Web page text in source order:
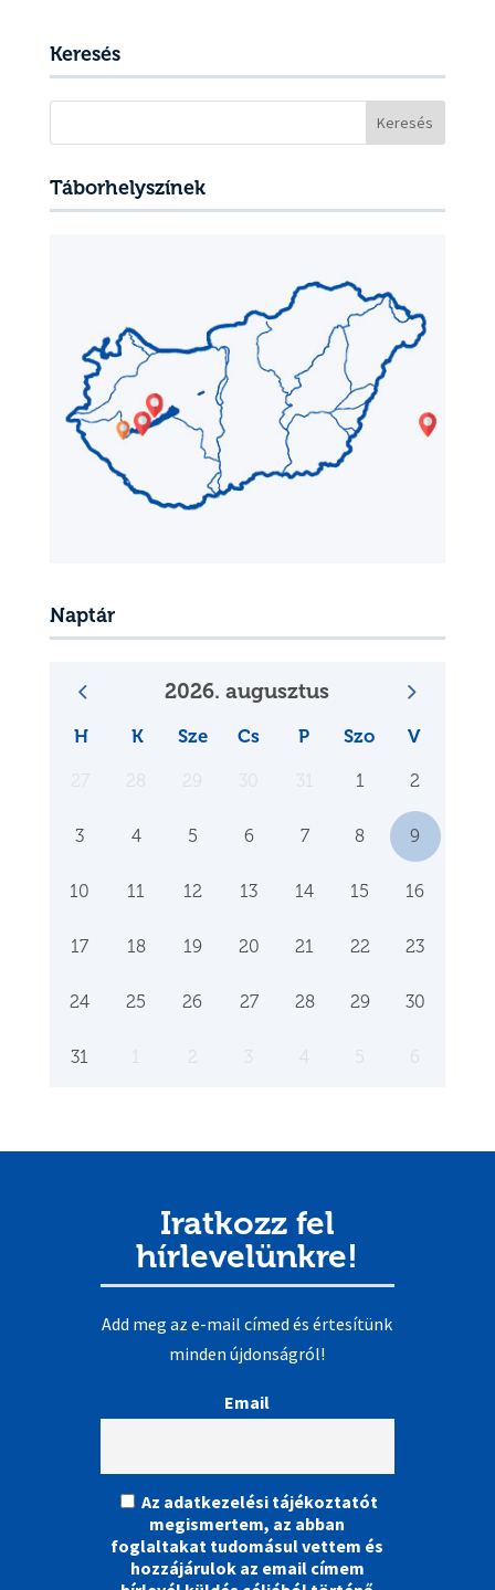
Keresés
Táborhelyszínek
Naptár
2026. augusztus
H K Sze Cs P Szo V
1 2
3 4 5 6 7 8 9
10 11 12 13 14 15 16
17 18 19 20 21 22 23
24 25 26 27 28 29 30
31
Iratkozz fel
hírlevelünkre!
Add meg az e-mail címed és értesítünk
minden újdonságról!
Email
Az adatkezelési tájékoztatót
megismertem, az abban
foglaltakat tudomásul vettem és
hozzájárulok az email címem